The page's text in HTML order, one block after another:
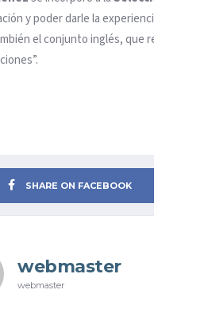
y poder darle la experiencia positiva
el conjunto inglés, que remata
SHARE ON FACEBOOK
webmaster
webmaster